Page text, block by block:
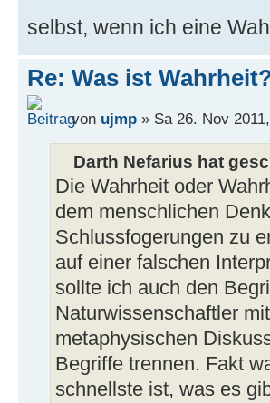
selbst, wenn ich eine
Re: Was ist
von ujmp » Sa 26. Nov
Darth Nefarius hat
Die Wahrheit oder
dem menschlichen
Schlussfogerungen zu
auf einer falschen
sollte ich auch den
Naturwissenschaftler
metaphysischen
Begriffe trennen. Fakt
schnellste ist, was es